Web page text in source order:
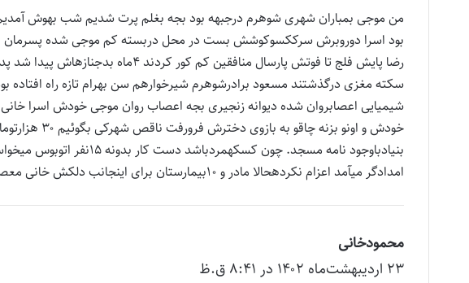
ت
:
رضا پایش فلج تا فوتش پارسال منافقین کم
سکته مغزی درگذشتند مسعود برادرشوهرم شیرخوارهم سن بهرام تازه راه افتاده
شیمیایی اعصابروان شده دیوانه زنجیری بجه اعصاب روان موجی خودش اسرا
خودش و اونو
بنیادباوجود نامه مسجد. چون
امدادگر میآمد اعزام نکردهحالا مادر و ۱۰بیمارستان برای اینجانب دلکش خانی معصومه قلبم بود باید مدارک را به وزارت کشور بفرستیم
محمودخانی
ف
۲۳ اردیبهشت‌ماه ۱۴۰۲ در ۸:۴۱ ق.ظ